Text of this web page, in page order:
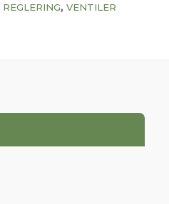
REGLERING, VENTILER